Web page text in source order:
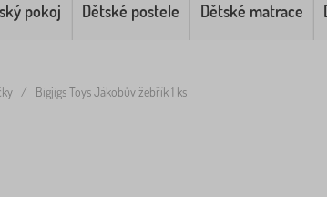
pokoj Dětské postele Dětské matrace
/ Bigjigs Toys Jákobův žebřík 1 ks